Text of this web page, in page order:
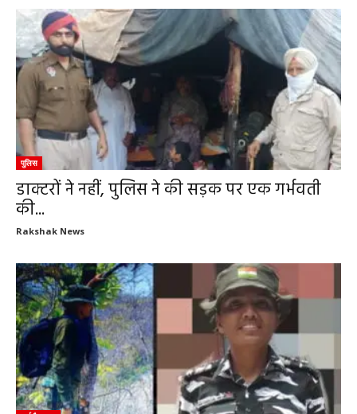
पुलिस
डाक्टरों ने नहीं, पुलिस ने की सड़क पर एक गर्भवती
की...
Rakshak News